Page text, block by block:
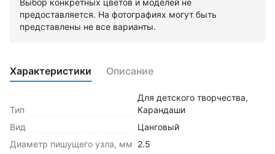
Выбор конкретных цветов и моделей не
предоставляется. На фотографиях могут быть
представлены не все варианты.
Характеристики Описание
Тип
Для детского творчества,
Карандаши
Вид
Цанговый
Диаметр пишущего узла, мм 2.5